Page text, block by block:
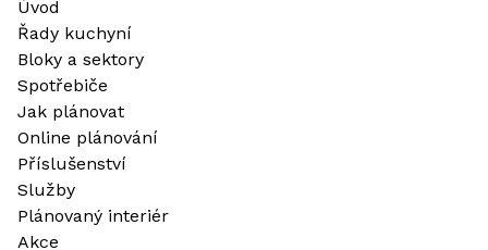
Úvod
Řady kuchyní
Bloky a sektory
Spotřebiče
Jak plánovat
Online plánování
Příslušenství
Služby
Plánovaný interiér
Akce